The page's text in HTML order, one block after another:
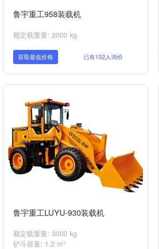
鲁宇重工958装载机
额定载重量: 2000 kg
获取最低价格 已有102人询价
鲁宇重工LUYU-930装载机
额定载重量: 3000 kg
铲斗容量: 1.2 m³